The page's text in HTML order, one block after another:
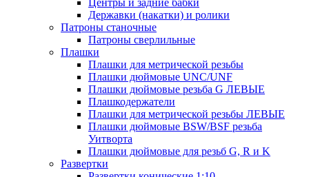
Центры и задние бабки
Державки (накатки) и ролики
Патроны станочные
Патроны сверлильные
Плашки
Плашки для метрической резьбы
Плашки дюймовые UNC/UNF
Плашки дюймовые резьба G ЛЕВЫЕ
Плашкодержатели
Плашки для метрической резьбы ЛЕВЫЕ
Плашки дюймовые BSW/BSF резьба
Уитворта
Плашки дюймовые для резьб G, R и K
Развертки